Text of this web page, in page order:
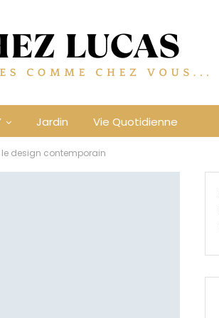
Jardin Vie Quotidienne
design contemporain